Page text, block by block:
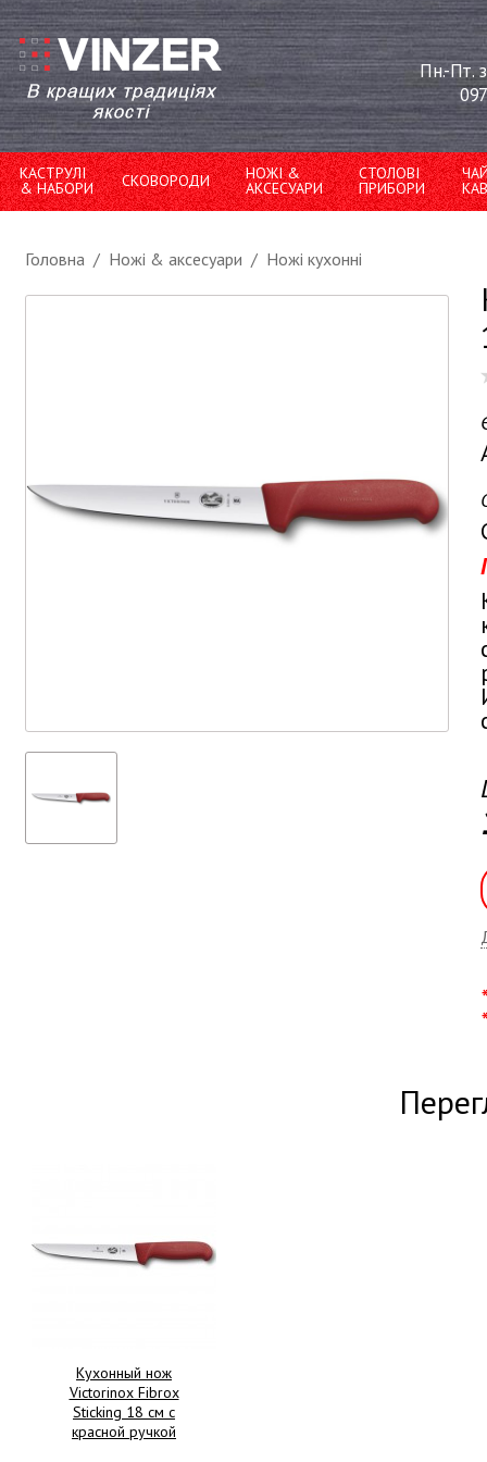
Пн.-Пт.
КАСТРУЛІ
& НАБОРИ СКОВОРОДИ НОЖІ &
АКСЕСУАРИ
СТОЛОВІ
ПРИБОРИ
Головна / Ножі & аксесуари / Ножі кухонні
Кухонный нож
Victorinox Fibrox
Sticking 18 см с
красной ручкой